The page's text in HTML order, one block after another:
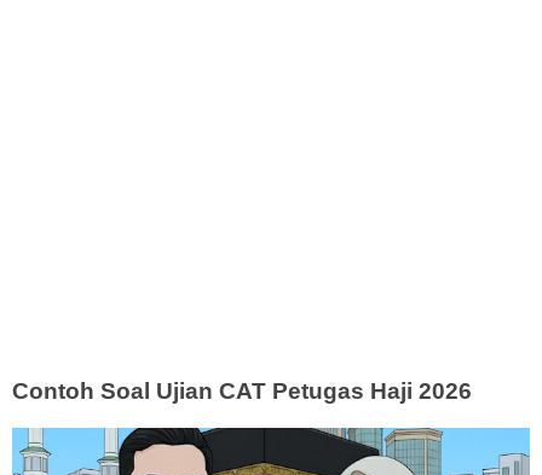
Contoh Soal Ujian CAT Petugas Haji 2026